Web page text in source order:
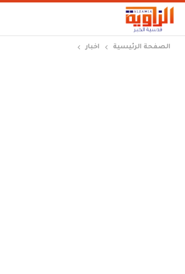
الصفحة الرئيسية اخبار